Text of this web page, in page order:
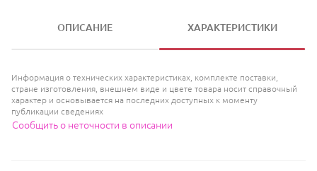
ОПИСАНИЕ ХАРАКТЕРИСТИКИ
Информация о технических характеристиках, комплекте поставки,
стране изготовления, внешнем виде и цвете товара носит справочный
характер и основывается на последних доступных к моменту
публикации сведениях
Сообщить о неточности в описании